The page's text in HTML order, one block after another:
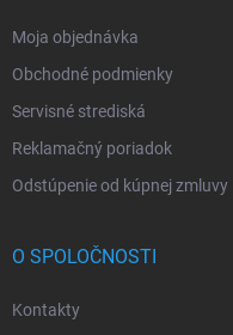
Moja objednávka
Obchodné podmienky
Servisné strediská
Reklamačný poriadok
Odstúpenie od kúpnej zmluvy
O SPOLOČNOSTI
Kontakty